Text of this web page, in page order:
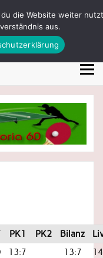
PK1 PK2 Bilanz
13:7 13:7
die Website weiter
aus.